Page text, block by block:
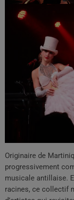
Originaire de
progressivement
musicale antillaise.
racines, ce collectif